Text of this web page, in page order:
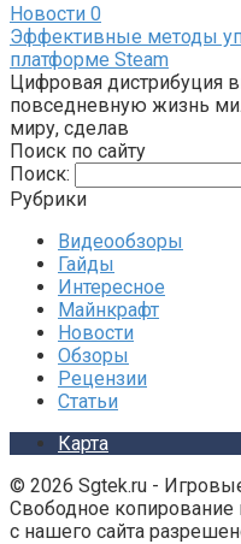
Новости 0
Эффективные методы
платформе Steam
Цифровая дистрибуция
повседневную жизнь
миру, сделав
Поиск по сайту
Поиск:
Рубрики
Видеообзоры
Гайды
Интересное
Майнкрафт
Новости
Обзоры
Рецензии
Статьи
Карта
© 2026 Sgtek.ru -
Свободное копирование
с нашего сайта